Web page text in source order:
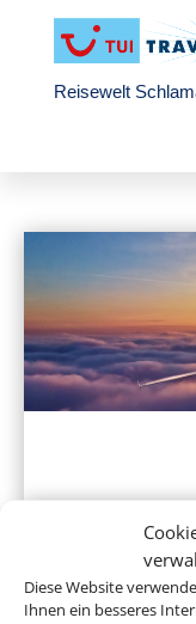
Diese Website
Ihnen ein besseres
Reisewelt